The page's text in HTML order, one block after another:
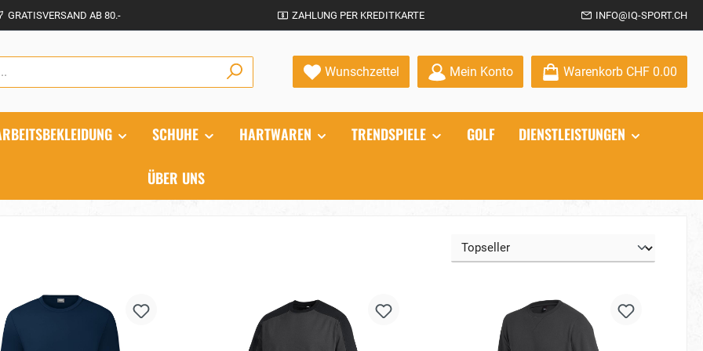
GRATISVERSAND AB 80.- ZAHLUNG PER KREDITKARTE INFO@IQ-SPORT.CH
Wunschzettel Du hast 0 Produkte auf dem Merkzettel
Mein Konto Warenkorb CHF 0.00
SCHUHE HARTWAREN TRENDSPIELE GOLF DIENSTLEISTUNGEN
ÜBER UNS